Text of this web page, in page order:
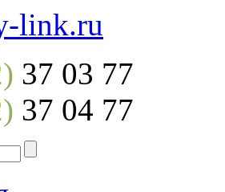
link.ru
37 03 77
37 04 77